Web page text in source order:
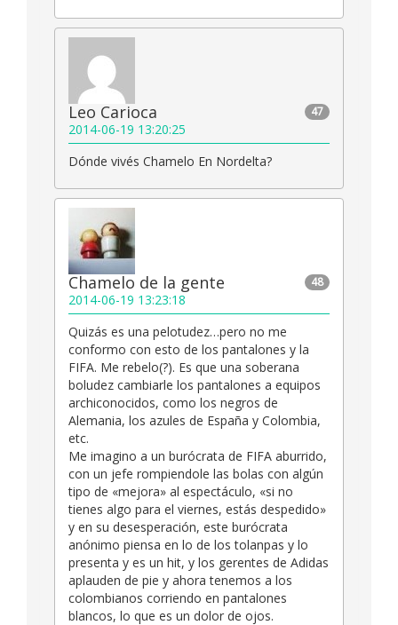
47
Leo Carioca
2014-06-19 13:20:25
Dónde vivés Chamelo En Nordelta?
48
Chamelo de la gente
2014-06-19 13:23:18
Quizás es una pelotudez…pero no me
conformo con esto de los pantalones y la
FIFA. Me rebelo(?). Es que una soberana
boludez cambiarle los pantalones a equipos
archiconocidos, como los negros de
Alemania, los azules de España y Colombia,
etc.
Me imagino a un burócrata de FIFA aburrido,
con un jefe rompiendole las bolas con algún
tipo de «mejora» al espectáculo, «si no
tienes algo para el viernes, estás despedido»
y en su desesperación, este burócrata
anónimo piensa en lo de los tolanpas y lo
presenta y es un hit, y los gerentes de Adidas
aplauden de pie y ahora tenemos a los
colombianos corriendo en pantalones
blancos, lo que es un dolor de ojos.